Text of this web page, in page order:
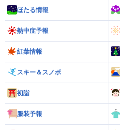
ほたる情報
熱中症予報
紅葉情報
スキー＆スノボ
初詣
服装予報